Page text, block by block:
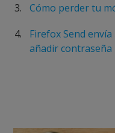
Cómo perder tu
Firefox Send
añadir contraseña